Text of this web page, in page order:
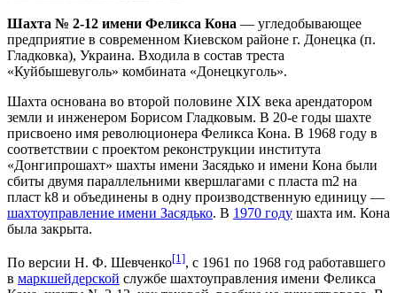
Шахта № 2-12 имени Феликса Кона — угледобывающее
предприятие в современном Киевском районе г. Донецка (п.
Гладковка), Украина. Входила в состав треста
«Куйбышевуголь» комбината «Донецкуголь».
Шахта основана во второй половине XIX века арендатором
земли и инженером Борисом Гладковым. В 20-е годы шахте
присвоено имя революционера Феликса Кона. В 1968 году в
соответствии с проектом реконструкции института
«Донгипрошахт» шахты имени Засядько и имени Кона были
сбиты двумя параллельними квершлагами с пласта m2 на
пласт k8 и объединены в одну производственную единицу —
шахтоуправление имени Засядько. В 1970 году шахта им. Кона
была закрыта.
По версии Н. Ф. Шевченко[1], с 1961 по 1968 год работавшего
в маркшейдерской службе шахтоуправления имени Феликса